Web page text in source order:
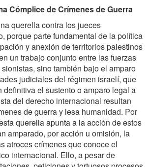
Cómplice de Crímenes de Guerra
querella contra los jueces
porque parte fundamental de la política
y anexión de territorios palestinos
un trabajo conjunto entre las fuerzas
sino también bajo el amparo
judiciales del régimen israelí, que
definitiva el sustento o amparo legal a
del derecho internacional resultan
de guerra y lesa humanidad. Por
querella apunta a la acción de estos
amparado, por acción u omisión, la
atroces crímenes que conoce el
internacional. Ello, a pesar de